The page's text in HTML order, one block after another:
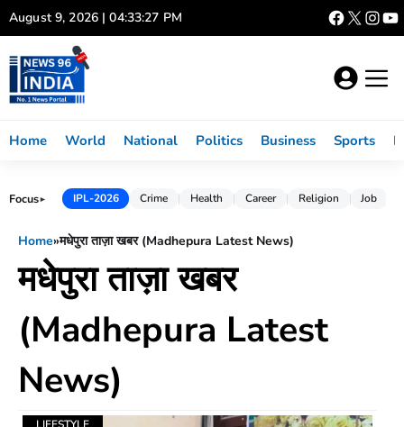
Skip
to
content
August 9, 2026 | 04:33:28 PM
Home World National Politics Business Sports
Focus► IPL-2026 Crime Health Career Religion Job
Home»मधेपुरा ताज़ा खबर (Madhepura Latest News)
मधेपुरा ताज़ा खबर
(Madhepura Latest
News)